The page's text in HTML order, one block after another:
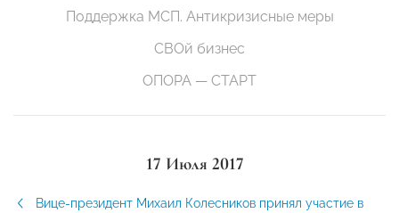
Поддержка МСП. Антикризисные меры
СВОй бизнес
ОПОРА — СТАРТ
17 Июля 2017
Вице-президент Михаил Колесников принял участие в